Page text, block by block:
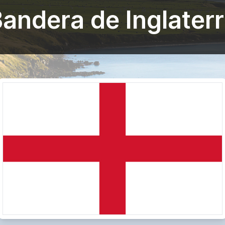
de